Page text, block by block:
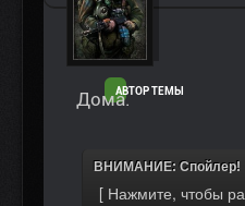
АВТОР ТЕМЫ
Дома.
ВНИМАНИЕ: Спойлер!